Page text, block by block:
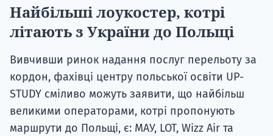
Найбільші лоукостер, котрі
літають з України до Польщі
Вивчивши ринок надання послуг перельоту за
кордон, фахівці центру польської освіти UP-
STUDY сміливо можуть заявити, що найбільш
великими операторами, котрі пропонують
маршрути до Польщі, є: МАУ, LOT, Wizz Air та